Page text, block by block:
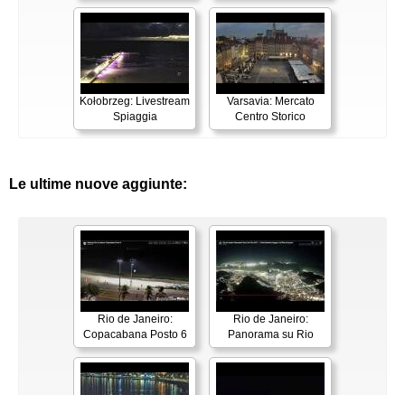
Kołobrzeg: Livestream
Spiaggia
Varsavia: Mercato
Centro Storico
Le ultime nuove aggiunte:
Rio de Janeiro:
Copacabana Posto 6
Rio de Janeiro:
Panorama su Rio